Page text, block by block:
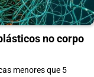
no corpo
menores que 5